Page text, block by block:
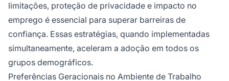
limitações, proteção de privacidade e impacto no
emprego é essencial para superar barreiras de
confiança. Essas estratégias, quando implementadas
simultaneamente, aceleram a adoção em todos os
grupos demográficos.
Preferências Geracionais no Ambiente de Trabalho